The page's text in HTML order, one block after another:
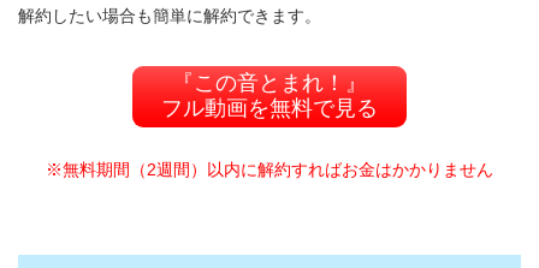
解約したい場合も簡単に解約できます。
『この音とまれ！』
フル動画を無料で見る
※無料期間（2週間）以内に解約すればお金はかかりません